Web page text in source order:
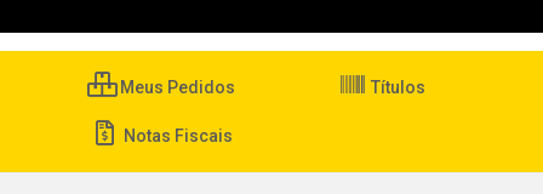
Meus Pedidos Títulos
Notas Fiscais